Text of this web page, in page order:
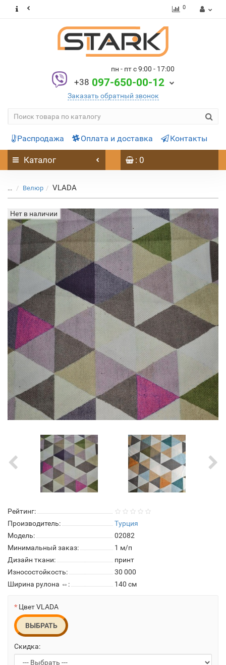
0
пн - пт с 9:00 - 17:00
+38 097-650-00-12
Заказать обратный звонок
Распродажа Оплата и доставка Контакты
Каталог : 0
... Велюр VLADA
Нет в наличии
Рейтинг:
Производитель:
Турция
Модель:
02082
Минимальный заказ:
1 м/п
Дизайн ткани:
принт
Износостойкость:
30 000
Ширина рулона ⇔:
140 см
Цвет VLADA
ВЫБРАТЬ
Скидка: